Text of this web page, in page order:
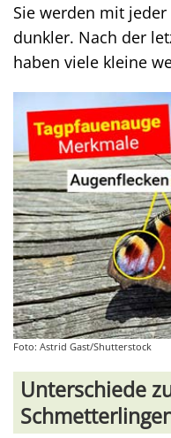
Sie werden mit
dunkler. Nach der
haben viele kleine
Foto: Astrid Gast/Shutterstock
Unterschiede